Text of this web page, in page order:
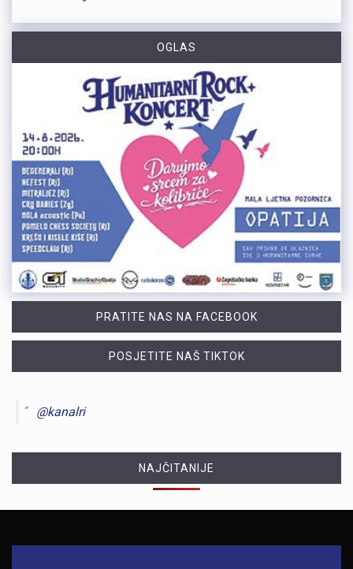
OGLAS
PRATITE NAS NA FACEBOOK
POSJETITE NAŠ TIKTOK
@kanalri
NAJČITANIJE